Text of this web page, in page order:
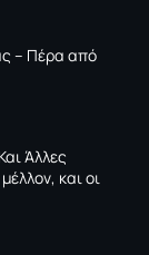
– Πέρα από
Άλλες
και οι